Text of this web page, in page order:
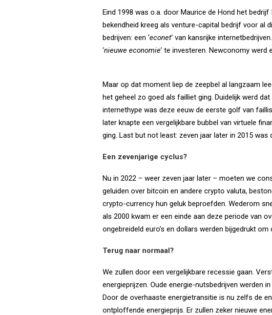
Eind 1998 was o.a. door Maurice de Hond het
bekendheid kreeg als venture-capital bedrijf voor al
bedrijven: een ‘econet’ van kansrijke
‘nieuwe economie’ te investeren. Newconomy werd
Maar op dat moment liep de zeepbel al langzaam
het geheel zo goed als failliet ging. Duidelijk werd
internethype was deze eeuw de eerste golf van
later knapte een vergelijkbare bubbel van virtuele
ging. Last but not least: zeven jaar later in 2015
Een zevenjarige cyclus?
Nu in 2022 – weer zeven jaar later – moeten we
geluiden over bitcoin en andere crypto valuta,
crypto-currency hun geluk beproefden. Wederom
als 2000 kwam er een einde aan deze periode van
ongebreideld euro’s en dollars werden bijgedrukt
Terug naar normaal?
We zullen door een vergelijkbare recessie gaan.
energieprijzen. Oude energie-nutsbedrijven werden
Door de overhaaste energietransitie is nu zelfs de
ontploffende energieprijs. Er zullen zeker nieuwe